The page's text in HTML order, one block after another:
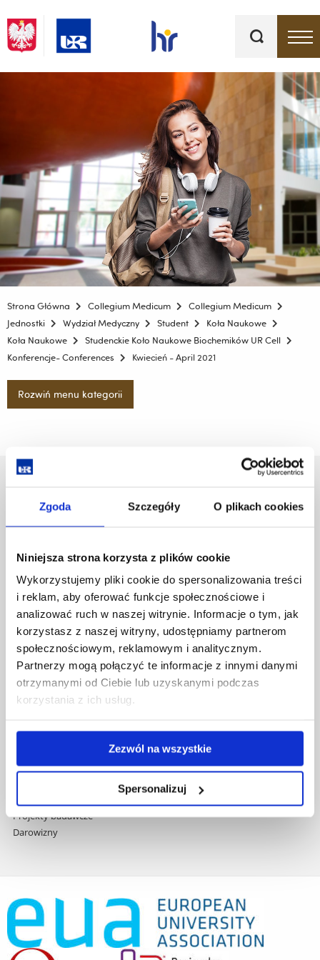
Zgoda Szczegóły O plikach cookies
Niniejsza strona korzysta z plików cookie
Wykorzystujemy pliki cookie do spersonalizowania treści
i reklam, aby oferować funkcje społecznościowe i
analizować ruch w naszej witrynie. Informacje o tym, jak
korzystasz z naszej witryny, udostępniamy partnerom
społecznościowym, reklamowym i analitycznym.
Partnerzy mogą połączyć te informacje z innymi danymi
otrzymanymi od Ciebie lub uzyskanymi podczas
korzystania z ich usług.
Zezwól na wszystkie
Spersonalizuj
kluczowe
Strona Główna Collegium Medicum
Collegium Medicum
Jednostki
Wydział Medyczny Student
Koła Naukowe
Koła Naukowe
Studenckie Koło Naukowe Biochemików UR Cell
Konferencje- Conferences
Kwiecień - April 2021
Rozwiń menu kategorii
Al. Tadeusza Rejtana 16C
Pomiń
nawigację
przejdź
do
treści
Polityka prywatności
Biblioteka
Wydawnictwo
Covid info
Studia podyplomowe
Praca na UR
Zamówienia publiczne
Fundusze strukturalne
Projekty współfinansowane przez UE
Wynajem sal
Dane kontaktowe
Deklaracja dostępności cyfrowej
Projekty badawcze
Darowizny